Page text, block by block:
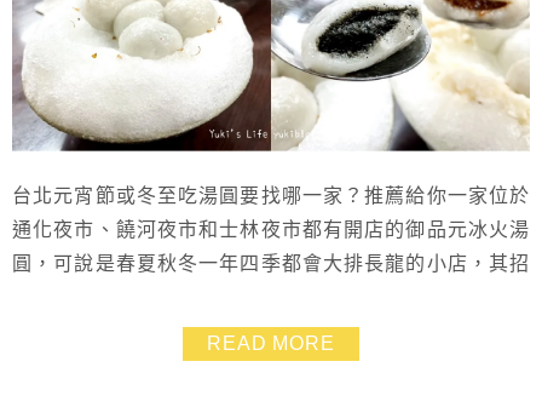
台北元宵節或冬至吃湯圓要找哪一家？推薦給你一家位於
通化夜市、饒河夜市和士林夜市都有開店的御品元冰火湯
圓，可說是春夏秋冬一年四季都會大排長龍的小店，其招
以有芝麻或花生兩種選擇，每到了各種不同的節慶與假
日，一碗 70 或 80 元的價位兩個人分著吃剛剛好，也是
READ MORE